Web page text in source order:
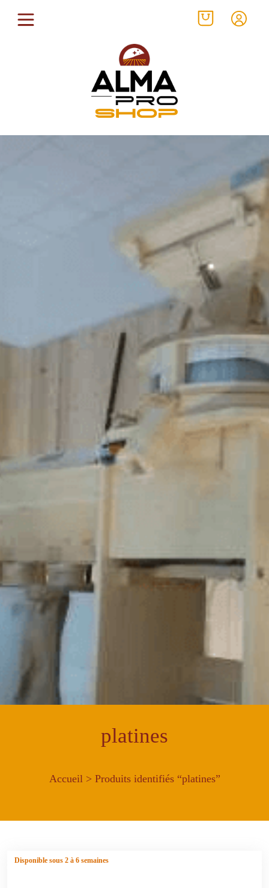
platines
Accueil > Produits identifiés “platines”
Disponible sous 2 à 6 semaines